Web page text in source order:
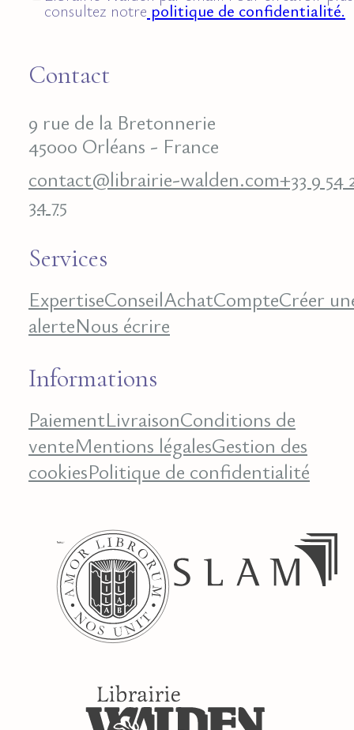
consultez notre politique de confidentialité.
Contact
9 rue de la Bretonnerie
45000 Orléans - France
contact@librairie-walden.com+33 9 54
34 75
Services
ExpertiseConseilAchatCompteCréer
alerteNous écrire
Informations
PaiementLivraisonConditions de
venteMentions légalesGestion des
cookiesPolitique de confidentialité